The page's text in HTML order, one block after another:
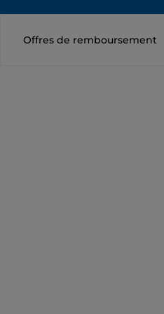
Offres de remboursement